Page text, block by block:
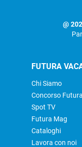
@
FUTURA
Chi Siamo
Concorso
Spot TV
Futura Mag
Cataloghi
Lavora con noi